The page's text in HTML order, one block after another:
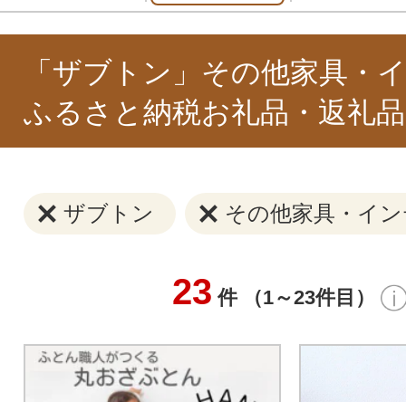
「ザブトン」その他家具・
ふるさと納税お礼品・返礼
ザブトン その他家具・イ
23 件 （1～23件目）